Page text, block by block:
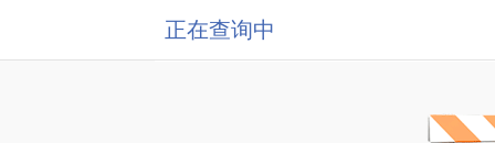
正在查询中